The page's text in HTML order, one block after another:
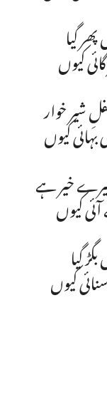
گیا
کیوں
شیر خوار
کیوں
خیر ہے
کیوں
گیا
کیوں